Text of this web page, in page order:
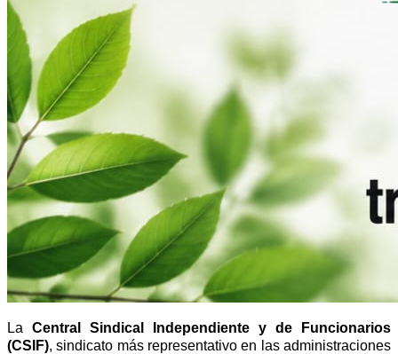
La Central Sindical Independiente y de Funcionarios
(CSIF), sindicato más representativo en las administraciones